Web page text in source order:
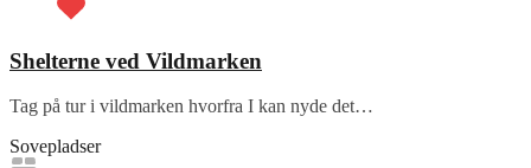
Shelterne ved Vildmarken
Tag på tur i vildmarken hvorfra I kan nyde det…
Sovepladser